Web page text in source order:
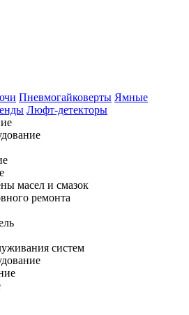
Пневмогайковерты Ямные
Люфт-детекторы
масел и смазок
ремонта
систем